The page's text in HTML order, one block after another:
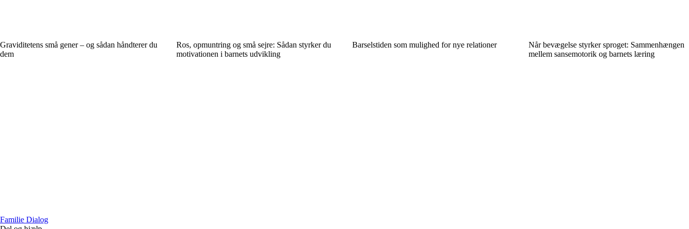
Graviditetens små gener – og sådan håndterer du
dem
Ros, opmuntring og små sejre: Sådan styrker du
motivationen i barnets udvikling
Barselstiden som mulighed for nye relationer
Når bevægelse styrker sproget: Sammenhængen
mellem sansemotorik og barnets læring
Familie Dialog